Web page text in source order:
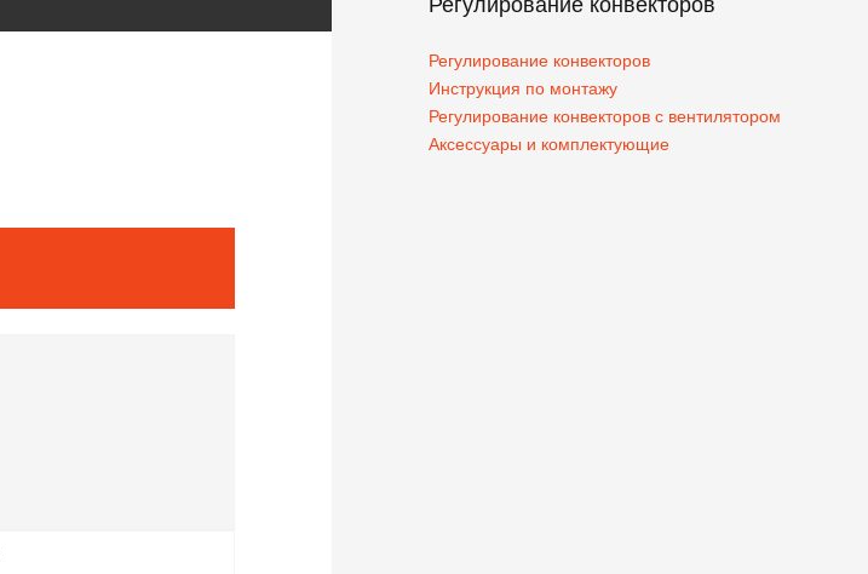
Регулирование конвекторов
Регулирование конвекторов
Инструкция по монтажу
Регулирование конвекторов с вентилятором
Аксессуары и комплектующие